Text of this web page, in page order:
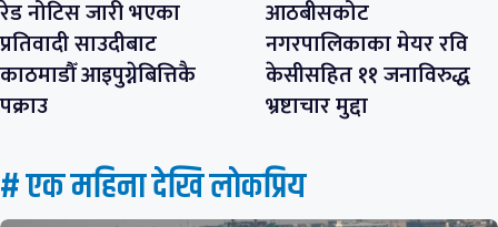
रेड नोटिस जारी भएका
प्रतिवादी साउदीबाट
काठमाडौँ आइपुग्नेबित्तिकै
पक्राउ
आठबीसकोट
नगरपालिकाका मेयर रवि
केसीसहित ११ जनाविरुद्ध
भ्रष्टाचार मुद्दा
# एक महिना देखि लाेकप्रिय